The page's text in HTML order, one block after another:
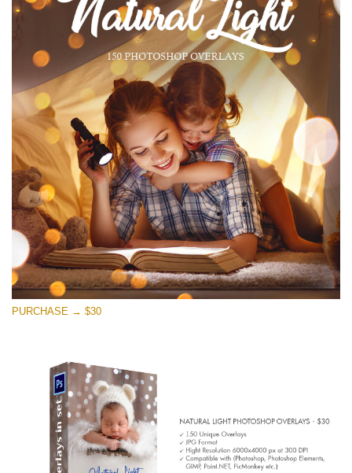
Large 6000*4000px
Entire Collection
(1783 Overlays)
Large 6000*4000px
無料ダウンロード
PURCHASE → $30